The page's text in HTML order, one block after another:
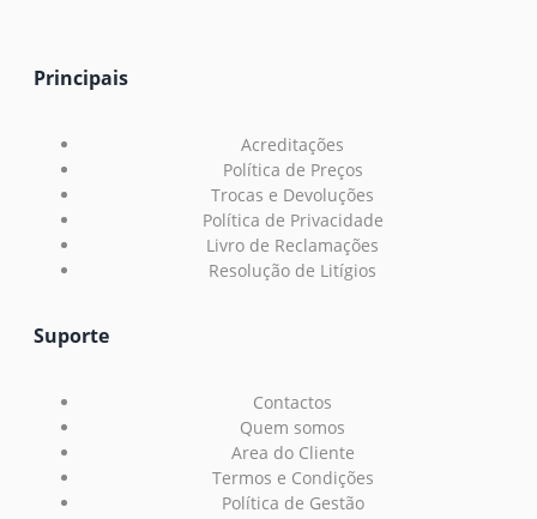
Principais
Acreditações
Política de Preços
Trocas e Devoluções
Política de Privacidade
Livro de Reclamações
Resolução de Litígios
Suporte
Contactos
Quem somos
Area do Cliente
Termos e Condições
Política de Gestão